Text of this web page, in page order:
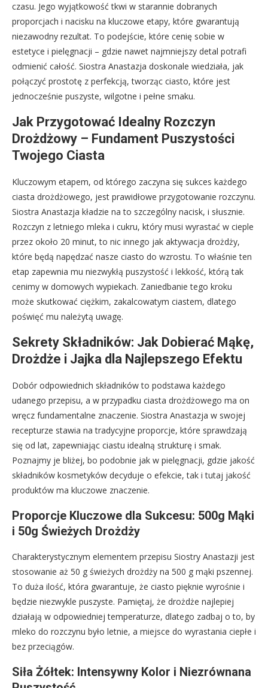
czasu. Jego wyjątkowość tkwi w starannie dobranych
proporcjach i nacisku na kluczowe etapy, które gwarantują
niezawodny rezultat. To podejście, które cenię sobie w
estetyce i pielęgnacji – gdzie nawet najmniejszy detal potrafi
odmienić całość. Siostra Anastazja doskonale wiedziała, jak
połączyć prostotę z perfekcją, tworząc ciasto, które jest
jednocześnie puszyste, wilgotne i pełne smaku.
Jak Przygotować Idealny Rozczyn
Drożdżowy – Fundament Puszystości
Twojego Ciasta
Kluczowym etapem, od którego zaczyna się sukces każdego
ciasta drożdżowego, jest prawidłowe przygotowanie rozczynu.
Siostra Anastazja kładzie na to szczególny nacisk, i słusznie.
Rozczyn z letniego mleka i cukru, który musi wyrastać w cieple
przez około 20 minut, to nic innego jak aktywacja drożdży,
które będą napędzać nasze ciasto do wzrostu. To właśnie ten
etap zapewnia mu niezwykłą puszystość i lekkość, którą tak
cenimy w domowych wypiekach. Zaniedbanie tego kroku
może skutkować ciężkim, zakalcowatym ciastem, dlatego
poświęć mu należytą uwagę.
Sekrety Składników: Jak Dobierać Mąkę,
Drożdże i Jajka dla Najlepszego Efektu
Dobór odpowiednich składników to podstawa każdego
udanego przepisu, a w przypadku ciasta drożdżowego ma on
wręcz fundamentalne znaczenie. Siostra Anastazja w swojej
recepturze stawia na tradycyjne proporcje, które sprawdzają
się od lat, zapewniając ciastu idealną strukturę i smak.
Poznajmy je bliżej, bo podobnie jak w pielęgnacji, gdzie jakość
składników kosmetyków decyduje o efekcie, tak i tutaj jakość
produktów ma kluczowe znaczenie.
Proporcje Kluczowe dla Sukcesu: 500g Mąki
i 50g Świeżych Drożdży
Charakterystycznym elementem przepisu Siostry Anastazji jest
stosowanie aż 50 g świeżych drożdży na 500 g mąki pszennej.
To duża ilość, która gwarantuje, że ciasto pięknie wyrośnie i
będzie niezwykle puszyste. Pamiętaj, że drożdże najlepiej
działają w odpowiedniej temperaturze, dlatego zadbaj o to, by
mleko do rozczynu było letnie, a miejsce do wyrastania ciepłe i
bez przeciągów.
Siła Żółtek: Intensywny Kolor i Niezrównana